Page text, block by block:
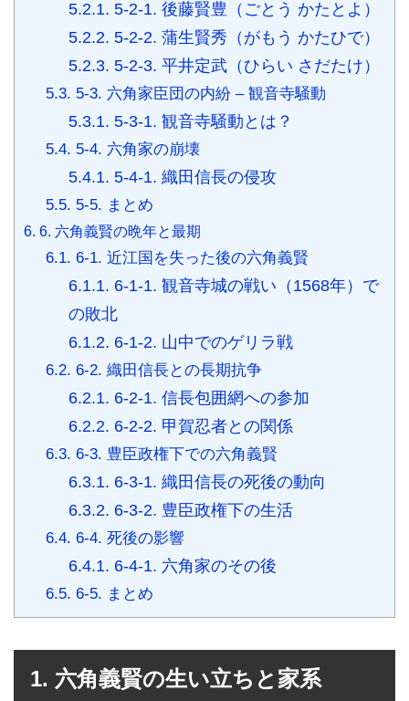
5.2.1. 5-2-1. 後藤賢豊（ごとう かたとよ）
5.2.2. 5-2-2. 蒲生賢秀（がもう かたひで）
5.2.3. 5-2-3. 平井定武（ひらい さだたけ）
5.3. 5-3. 六角家臣団の内紛 – 観音寺騒動
5.3.1. 5-3-1. 観音寺騒動とは？
5.4. 5-4. 六角家の崩壊
5.4.1. 5-4-1. 織田信長の侵攻
5.5. 5-5. まとめ
6. 6. 六角義賢の晩年と最期
6.1. 6-1. 近江国を失った後の六角義賢
6.1.1. 6-1-1. 観音寺城の戦い（1568年）で
の敗北
6.1.2. 6-1-2. 山中でのゲリラ戦
6.2. 6-2. 織田信長との長期抗争
6.2.1. 6-2-1. 信長包囲網への参加
6.2.2. 6-2-2. 甲賀忍者との関係
6.3. 6-3. 豊臣政権下での六角義賢
6.3.1. 6-3-1. 織田信長の死後の動向
6.3.2. 6-3-2. 豊臣政権下の生活
6.4. 6-4. 死後の影響
6.4.1. 6-4-1. 六角家のその後
6.5. 6-5. まとめ
1. 六角義賢の生い立ちと家系